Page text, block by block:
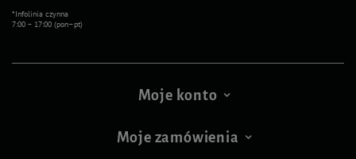
*Infolinia czynna
7:00 – 17:00 (pon–pt)
Moje konto
Moje zamówienia